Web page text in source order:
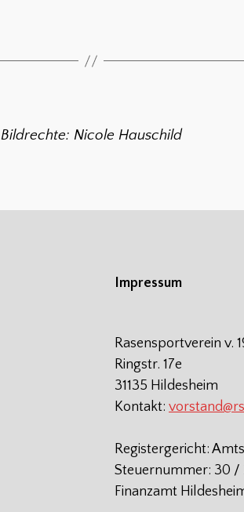
Bildrechte: Nicole Hauschild
Impressum
Rasensportverein v.
Ringstr. 17e
31135 Hildesheim
Kontakt:
Registergericht:
Steuernummer: 30 /
Finanzamt